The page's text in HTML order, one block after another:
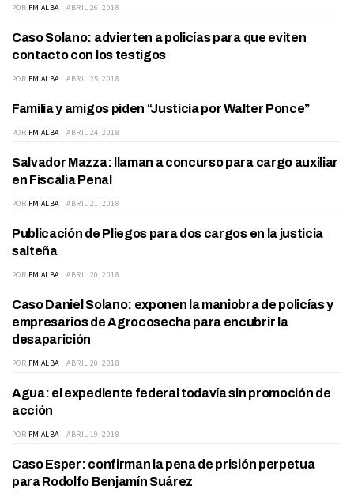
POR FM ALBA ABRIL 26, 2018
Caso Solano: advierten a policías para que eviten
contacto con los testigos
POR FM ALBA ABRIL 25, 2018
DEPARTAMENTO
Familia y amigos piden “Justicia por Walter Ponce”
POR FM ALBA ABRIL 24, 2018
Salvador Mazza: llaman a concurso para cargo auxiliar
en Fiscalía Penal
POR FM ALBA ABRIL 21, 2018
Publicación de Pliegos para dos cargos en la justicia
salteña
POR FM ALBA ABRIL 20, 2018
Caso Daniel Solano: exponen la maniobra de policías y
empresarios de Agrocosecha para encubrir la
desaparición
POR FM ALBA ABRIL 20, 2018
ACTUALIDAD
Agua: el expediente federal todavía sin promoción de
acción
POR FM ALBA ABRIL 19, 2018
JUDICIALES
Caso Esper: confirman la pena de prisión perpetua
para Rodolfo Benjamín Suárez